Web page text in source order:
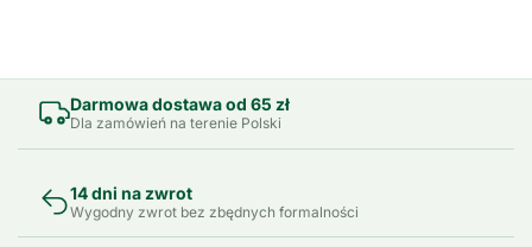
Darmowa dostawa od 65 zł
Dla zamówień na terenie Polski
14 dni na zwrot
Wygodny zwrot bez zbędnych formalności